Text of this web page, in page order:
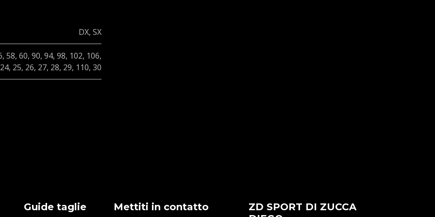
DX, SX
, 58, 60, 90, 94, 98, 102, 106,
24, 25, 26, 27, 28, 29, 110, 30
Mettiti in contatto
ZD SPORT DI ZUCCA
Guide taglie